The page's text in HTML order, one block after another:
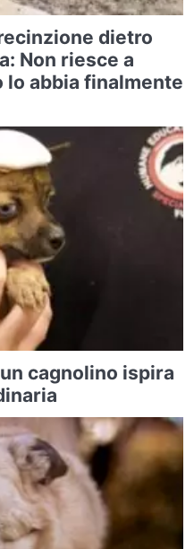
dietro
Non riesce a
lo abbia finalmente
cagnolino ispira